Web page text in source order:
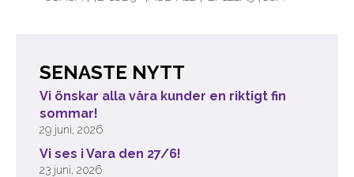
SENASTE NYTT
Vi önskar alla våra kunder en riktigt fin
sommar!
29 juni, 2026
Vi ses i Vara den 27/6!
23 juni, 2026